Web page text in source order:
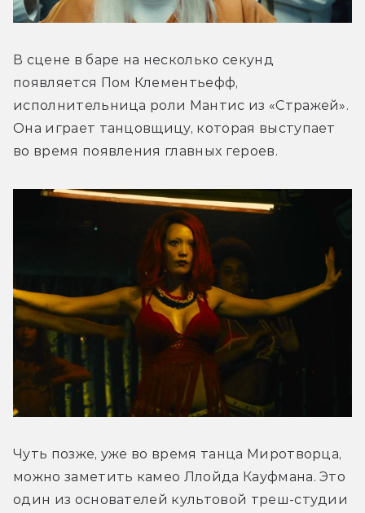
В сцене в баре на несколько секунд
появляется Пом Клементьефф,
исполнительница роли Мантис из «Стражей».
Она играет танцовщицу, которая выступает
во время появления главных героев.
Чуть позже, уже во время танца Миротворца,
можно заметить камео Ллойда Кауфмана. Это
один из основателей культовой треш-студии